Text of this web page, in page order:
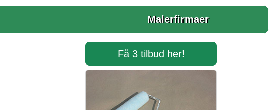
Malerfirmaer
Få 3 tilbud her!